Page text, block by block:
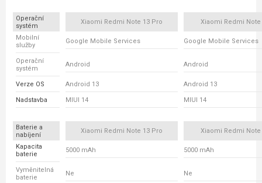
Operační
systém
Xiaomi Redmi Note 13 Pro Xiaomi Redmi Note
Mobilní
služby
Google Mobile Services Google Mobile Services
Operační
systém
Android Android
Verze OS Android 13 Android 13
Nadstavba MIUI 14 MIUI 14
Baterie a
nabíjení
Xiaomi Redmi Note 13 Pro Xiaomi Redmi Note
Kapacita
baterie
5000 mAh 5000 mAh
Vyměnitelná
baterie
Ne Ne